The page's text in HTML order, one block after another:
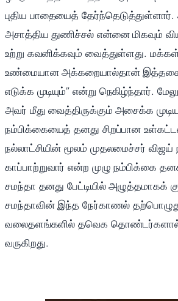
புதிய பாதையைத்
அசாத்திய துணிச்சல் என்னை மிகவும்
உற்று கவனிக்கவும் வைத்துள்ளது.
உண்மையான அக்கறையால்தான் இத்தகைய
எடுக்க முடியும்” என்று நெகிழ்ந்தார்.
அவர் மீது வைத்திருக்கும் அசைக்க
நம்பிக்கையைத் தனது சிறப்பான
நல்லாட்சியின் மூலம் முதலமைச்சர் விஜய்
காப்பாற்றுவார் என்ற முழு நம்பிக்கை
சமந்தா தனது பேட்டியில் அழுத்தமாகக்
சமந்தாவின் இந்த நேர்காணல்
வலைதளங்களில் தவெக தொண்டர்களால்
வருகிறது.